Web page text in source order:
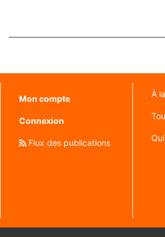
Mon compte
Connexion
Flux des publications
À